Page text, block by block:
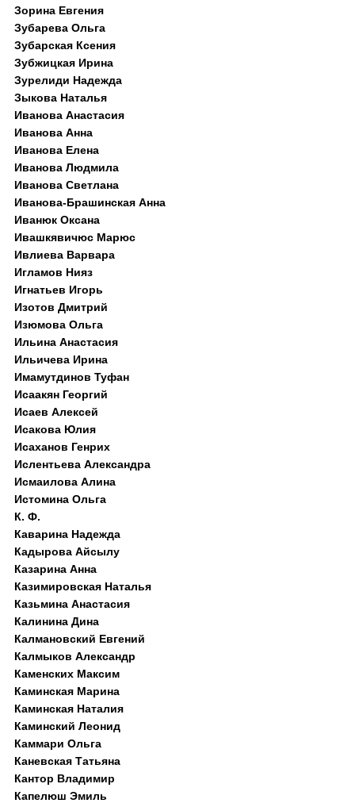
Зорина Евгения
Зубарева Ольга
Зубарская Ксения
Зубжицкая Ирина
Зурелиди Надежда
Зыкова Наталья
Иванова Анастасия
Иванова Анна
Иванова Елена
Иванова Людмила
Иванова Светлана
Иванова-Брашинская Анна
Иванюк Оксана
Ивашкявичюс Марюс
Ивлиева Варвара
Игламов Нияз
Игнатьев Игорь
Изотов Дмитрий
Изюмова Ольга
Ильина Анастасия
Ильичева Ирина
Имамутдинов Туфан
Исаакян Георгий
Исаев Алексей
Исакова Юлия
Исаханов Генрих
Ислентьева Александра
Исмаилова Алина
Истомина Ольга
К. Ф.
Каварина Надежда
Кадырова Айсылу
Казарина Анна
Казимировская Наталья
Казьмина Анастасия
Калинина Дина
Калмановский Евгений
Калмыков Александр
Каменских Максим
Каминская Марина
Каминская Наталия
Каминский Леонид
Каммари Ольга
Каневская Татьяна
Кантор Владимир
Капелюш Эмиль